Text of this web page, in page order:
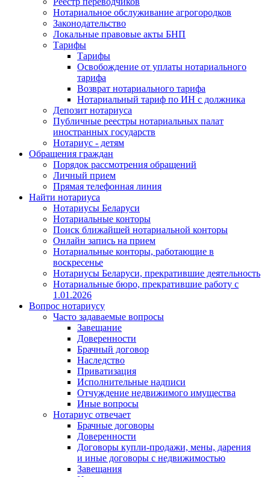
Нотариальное обслуживание агрогородков
Законодательство
Локальные правовые акты БНП
Тарифы
Тарифы
Освобождение от уплаты нотариального
тарифа
Возврат нотариального тарифа
Нотариальный тариф по ИН с должника
Депозит нотариуса
Публичные реестры нотариальных палат
иностранных государств
Нотариус - детям
Обращения граждан
Порядок рассмотрения обращений
Личный прием
Прямая телефонная линия
Найти нотариуса
Нотариусы Беларуси
Нотариальные конторы
Поиск ближайшей нотариальной конторы
Онлайн запись на прием
Нотариальные конторы, работающие в
воскресенье
Нотариусы Беларуси, прекратившие деятельность
Нотариальные бюро, прекратившие работу с
1.01.2026
Вопрос нотариусу
Часто задаваемые вопросы
Завещание
Доверенности
Брачный договор
Наследство
Приватизация
Исполнительные надписи
Отчуждение недвижимого имущества
Иные вопросы
Нотариус отвечает
Брачные договоры
Доверенности
Договоры купли-продажи, мены, дарения
и иные договоры с недвижимостью
Завещания